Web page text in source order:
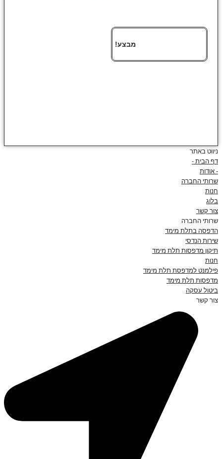
מבצע!
ניווט באתר
דף הבית -
- אודות
שרותי החברה
חנות
בלוג
צור קשר
שרותי החברה
הדפסה בתלת מימד
שירות הנדסי
תיקון מדפסות תלת מימד
חנות
פילמנט למדפסת תלת מימד
מדפסות תלת מימד
ביטול עסקה
צור קשר